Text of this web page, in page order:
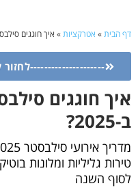
דף הבית» אטרקציות» איך חוגגים
---------------------לחזור
איך חוגגים
ב-2025?
טירות גליליות ומלונות
לסוף השנה